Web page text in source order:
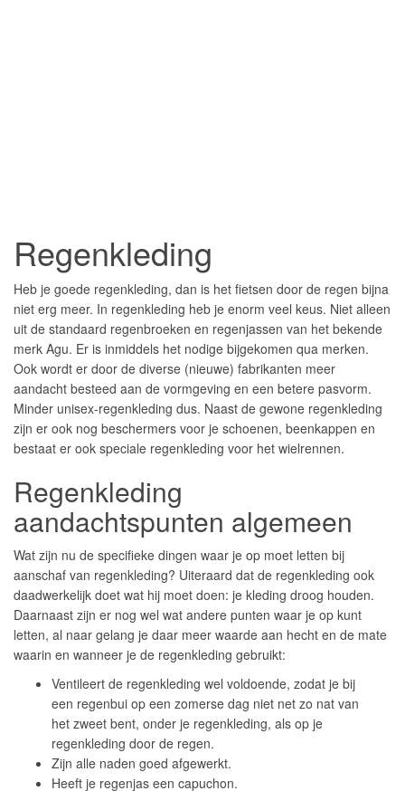
Regenkleding
Heb je goede regenkleding, dan is het fietsen door de regen bijna
niet erg meer. In regenkleding heb je enorm veel keus. Niet alleen
uit de standaard regenbroeken en regenjassen van het bekende
merk Agu. Er is inmiddels het nodige bijgekomen qua merken.
Ook wordt er door de diverse (nieuwe) fabrikanten meer
aandacht besteed aan de vormgeving en een betere pasvorm.
Minder unisex-regenkleding dus. Naast de gewone regenkleding
zijn er ook nog beschermers voor je schoenen, beenkappen en
bestaat er ook speciale regenkleding voor het wielrennen.
Regenkleding
aandachtspunten algemeen
Wat zijn nu de specifieke dingen waar je op moet letten bij
aanschaf van regenkleding? Uiteraard dat de regenkleding ook
daadwerkelijk doet wat hij moet doen: je kleding droog houden.
Daarnaast zijn er nog wel wat andere punten waar je op kunt
letten, al naar gelang je daar meer waarde aan hecht en de mate
waarin en wanneer je de regenkleding gebruikt:
Ventileert de regenkleding wel voldoende, zodat je bij
een regenbui op een zomerse dag niet net zo nat van
het zweet bent, onder je regenkleding, als op je
regenkleding door de regen.
Zijn alle naden goed afgewerkt.
Heeft je regenjas een capuchon.